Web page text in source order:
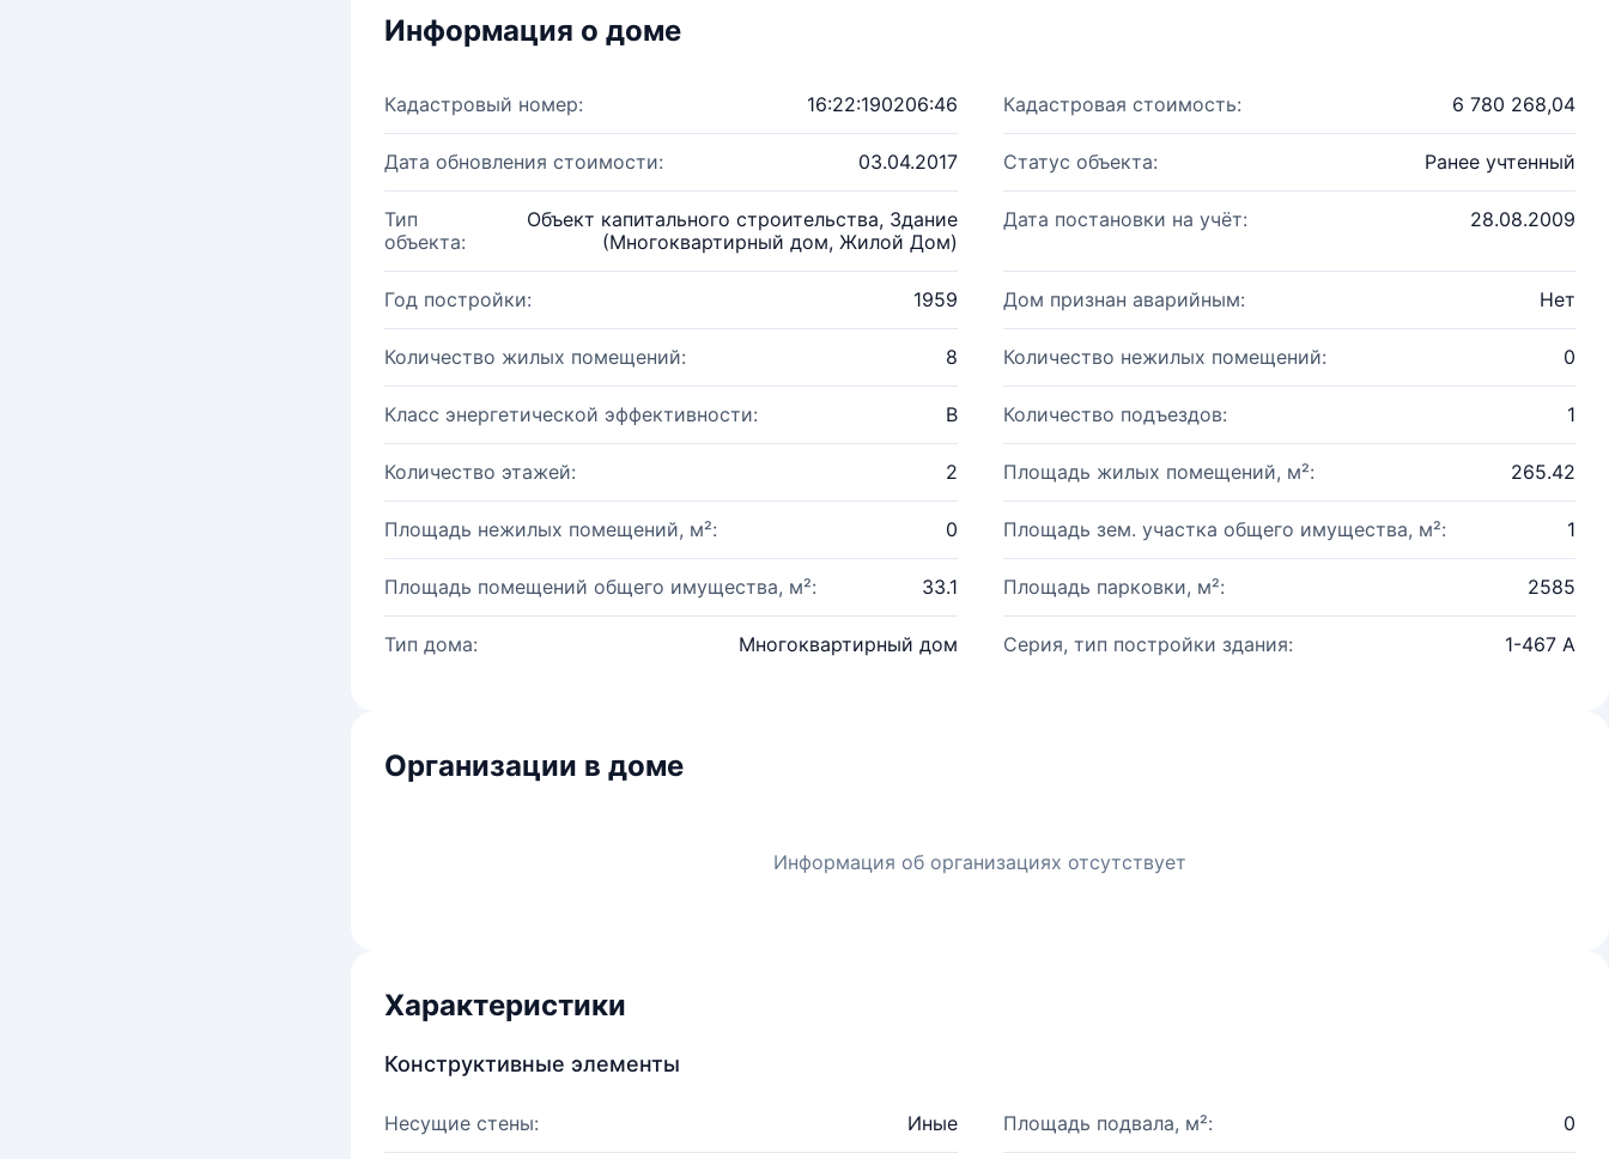
Информация о доме
Кадастровый номер: 16:22:190206:46 Кадастровая стоимость: 6 780 268,04
Дата обновления стоимости: 03.04.2017 Статус объекта: Ранее учтенный
Тип
объекта:
Объект капитального строительства, Здание
(Многоквартирный дом, Жилой Дом)
Дата постановки на учёт: 28.08.2009
Год постройки: 1959 Дом признан аварийным: Нет
Количество жилых помещений: 8 Количество нежилых помещений: 0
Класс энергетической эффективности: B Количество подъездов: 1
Количество этажей: 2 Площадь жилых помещений, м²: 265.42
Площадь нежилых помещений, м²: 0 Площадь зем. участка общего имущества, м²: 1
Площадь помещений общего имущества, м²: 33.1 Площадь парковки, м²: 2585
Тип дома: Многоквартирный дом Серия, тип постройки здания: 1-467 А
Организации в доме
Информация об организациях отсутствует
Характеристики
Конструктивные элементы
Несущие стены: Иные Площадь подвала, м²: 0